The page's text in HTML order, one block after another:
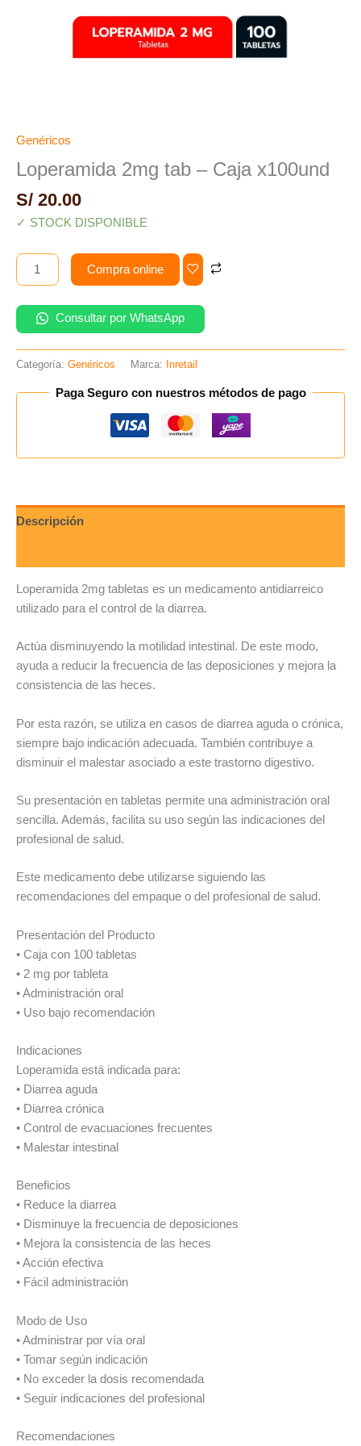
Genéricos
Loperamida 2mg tab – Caja x100und
S/ 20.00
✓ STOCK DISPONIBLE
Compra online
Consultar por WhatsApp
Categoría: Genéricos Marca: Inretail
Paga Seguro con nuestros métodos de pago
Descripción
Loperamida 2mg tabletas es un medicamento antidiarreico
utilizado para el control de la diarrea.
Actúa disminuyendo la motilidad intestinal. De este modo,
ayuda a reducir la frecuencia de las deposiciones y mejora la
consistencia de las heces.
Por esta razón, se utiliza en casos de diarrea aguda o crónica,
siempre bajo indicación adecuada. También contribuye a
disminuir el malestar asociado a este trastorno digestivo.
Su presentación en tabletas permite una administración oral
sencilla. Además, facilita su uso según las indicaciones del
profesional de salud.
Este medicamento debe utilizarse siguiendo las
recomendaciones del empaque o del profesional de salud.
Presentación del Producto
• Caja con 100 tabletas
• 2 mg por tableta
• Administración oral
• Uso bajo recomendación
Indicaciones
Loperamida está indicada para:
• Diarrea aguda
• Diarrea crónica
• Control de evacuaciones frecuentes
• Malestar intestinal
Beneficios
• Reduce la diarrea
• Disminuye la frecuencia de deposiciones
• Mejora la consistencia de las heces
• Acción efectiva
• Fácil administración
Modo de Uso
• Administrar por vía oral
• Tomar según indicación
• No exceder la dosis recomendada
• Seguir indicaciones del profesional
Recomendaciones